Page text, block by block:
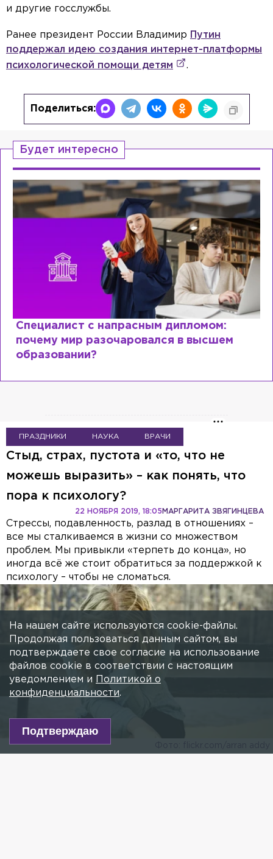
и другие госслужбы.
Ранее президент России Владимир
Путин
поддержал идею создания интернет-платформы
психологической помощи детям
.
Поделиться:
Будет интересно
Специалист с напрасным дипломом:
почему мир разочаровался в высшем
образовании?
ПРАЗДНИКИ НАУКА ВРАЧИ
Стыд, страх, пустота и «то, что не
можешь выразить» – как понять, что
пора к психологу?
Стрессы, подавленность, разлад в отношениях –
все мы сталкиваемся в жизни со множеством
проблем. Мы привыкли «терпеть до конца», но
На нашем сайте используются cookie-файлы.
Продолжая пользоваться данным сайтом, вы
подтверждаете свое согласие на использование
файлов cookie в соответствии с настоящим
уведомлением и
Политикой о
конфиденциальности.
Подтверждаю